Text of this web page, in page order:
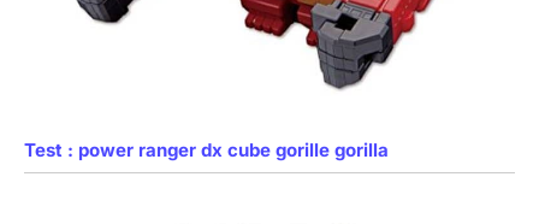
Test : power ranger dx cube gorille gorilla